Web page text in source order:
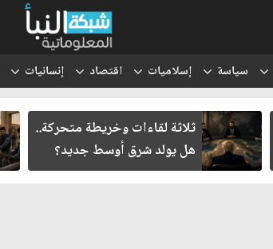
سياسة إسلاميات اقتصاد إنسانيات
ثلاثة لقاءات وخريطة متحركة..
هل يولد شرق أوسط جديد؟